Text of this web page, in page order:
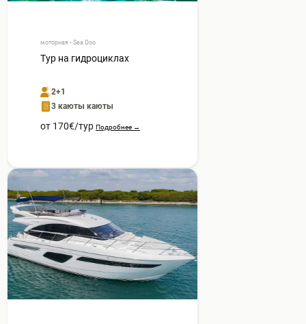
моторная • Sea Doo
Тур на гидроциклах
2+1
3 каюты каюты
от 170€/тур Подробнее →